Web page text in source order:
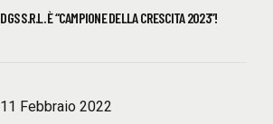
DGS S.R.L. È “CAMPIONE DELLA CRESCITA 2023”!
11 Febbraio 2022